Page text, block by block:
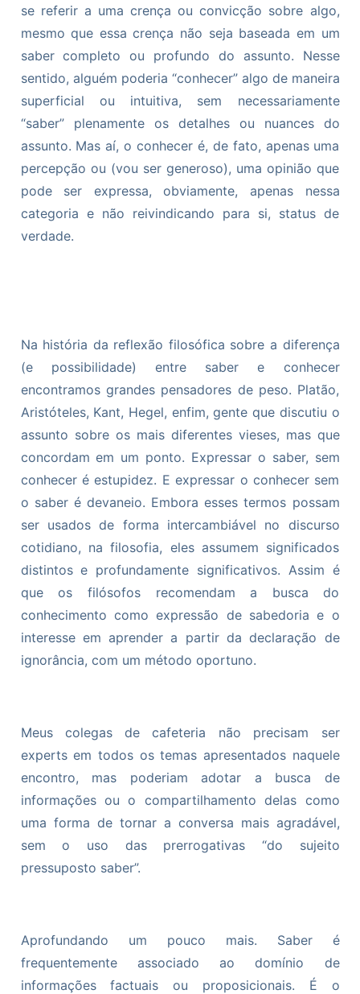
se referir a uma crença ou convicção sobre algo,
mesmo que essa crença não seja baseada em um
saber completo ou profundo do assunto. Nesse
sentido, alguém poderia “conhecer” algo de maneira
superficial ou intuitiva, sem necessariamente
“saber” plenamente os detalhes ou nuances do
assunto. Mas aí, o conhecer é, de fato, apenas uma
percepção ou (vou ser generoso), uma opinião que
pode ser expressa, obviamente, apenas nessa
categoria e não reivindicando para si, status de
verdade.
Na história da reflexão filosófica sobre a diferença
(e possibilidade) entre saber e conhecer
encontramos grandes pensadores de peso. Platão,
Aristóteles, Kant, Hegel, enfim, gente que discutiu o
assunto sobre os mais diferentes vieses, mas que
concordam em um ponto. Expressar o saber, sem
conhecer é estupidez. E expressar o conhecer sem
o saber é devaneio. Embora esses termos possam
ser usados de forma intercambiável no discurso
cotidiano, na filosofia, eles assumem significados
distintos e profundamente significativos. Assim é
que os filósofos recomendam a busca do
conhecimento como expressão de sabedoria e o
interesse em aprender a partir da declaração de
ignorância, com um método oportuno.
Meus colegas de cafeteria não precisam ser
experts em todos os temas apresentados naquele
encontro, mas poderiam adotar a busca de
informações ou o compartilhamento delas como
uma forma de tornar a conversa mais agradável,
sem o uso das prerrogativas “do sujeito
pressuposto saber”.
Aprofundando um pouco mais. Saber é
frequentemente associado ao domínio de
informações factuais ou proposicionais. É o